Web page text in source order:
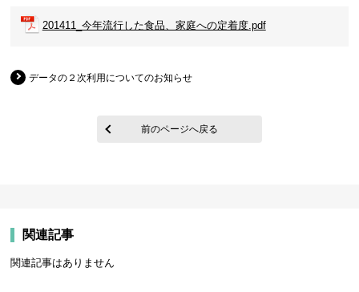
201411_今年流行した食品、家庭への定着度.pdf
データの２次利用についてのお知らせ
前のページへ戻る
関連記事
関連記事はありません